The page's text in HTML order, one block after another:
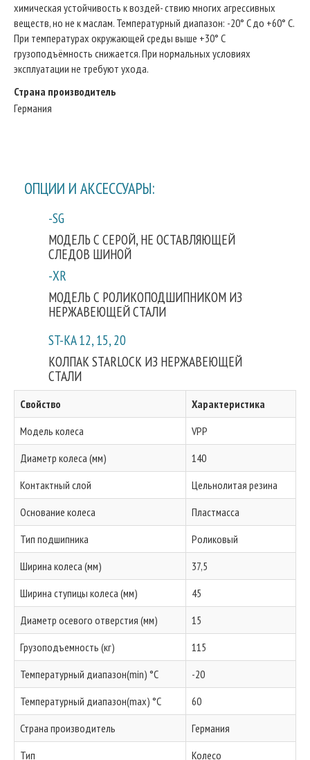
химическая устойчивость к воздей- ствию многих агрессивных
веществ, но не к маслам. Температурный диапазон: -20° C до +60° C.
При температурах окружающей среды выше +30° C
грузоподъёмность снижается. При нормальных условиях
эксплуатации не требуют ухода.
Страна производитель
Германия
ОПЦИИ И АКСЕССУАРЫ:
-SG
МОДЕЛЬ С СЕРОЙ, НЕ ОСТАВЛЯЮЩЕЙ
СЛЕДОВ ШИНОЙ
-XR
МОДЕЛЬ С РОЛИКОПОДШИПНИКОМ ИЗ
НЕРЖАВЕЮЩЕЙ СТАЛИ
ST-KA 12, 15, 20
КОЛПАК STARLOCK ИЗ НЕРЖАВЕЮЩЕЙ
СТАЛИ
Свойство
Характеристика
Модель колеса
VPP
Диаметр колеса (мм)
140
Контактный слой
Цельнолитая резина
Основание колеса
Пластмасса
Тип подшипника
Роликовый
Ширина колеса (мм)
37,5
Ширина ступицы колеса (мм)
45
Диаметр осевого отверстия (мм)
15
Грузоподъемность (кг)
115
Температурный диапазон(min) °C
-20
Температурный диапазон(max) °C
60
Страна производитель
Германия
Тип
Колесо